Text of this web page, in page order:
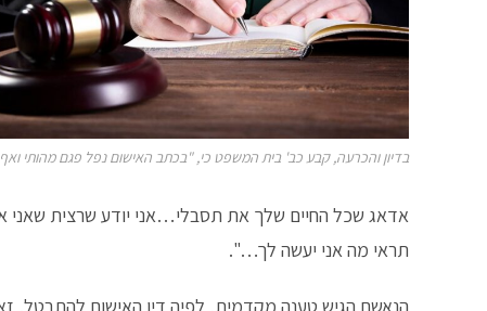
בדיון והכרעה, קבע כב' בית המשפט כי, "בכתב האישום נפל פגם מהותי
אדאג שכל החיים שלך את תסבלי…אני יודע שרצית
תראי מה אני יעשה לך…".
הנאשם הגיש טענה מקדמית, לפיה דין האישום להתבטל,